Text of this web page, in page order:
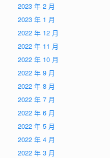
2023 年 2 月
2023 年 1 月
2022 年 12 月
2022 年 11 月
2022 年 10 月
2022 年 9 月
2022 年 8 月
2022 年 7 月
2022 年 6 月
2022 年 5 月
2022 年 4 月
2022 年 3 月